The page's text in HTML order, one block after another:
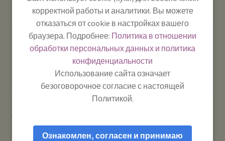
Как пользоваться
Полезная информация
Мой аккаунт
Системы Связи:
г. Красноярск, ул.
Работаем:Пн-Пт:
10:00–18:00
-
Телефон:+7-
391-249-1040
Тел.|WA|Telegram:
+79029904090
корректной работы и аналитики. Вы можете
отказаться от cookie в настройках вашего
браузера. Подробнее: Политика в отношении
обработки персональных данных и политика
конфиденциальности
Использование сайта означает
безоговорочное согласие с настоящей
Политикой.
Ознакомлен, согласен и принимаю